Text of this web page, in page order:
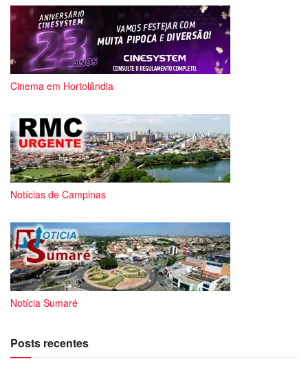
Cinema em Hortolândia
Notícias de Campinas
Notícia Sumaré
Posts recentes